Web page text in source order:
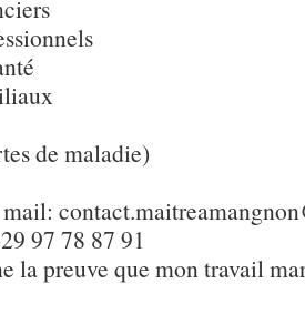
de maladie)
97 78 87 91
la preuve que mon travail